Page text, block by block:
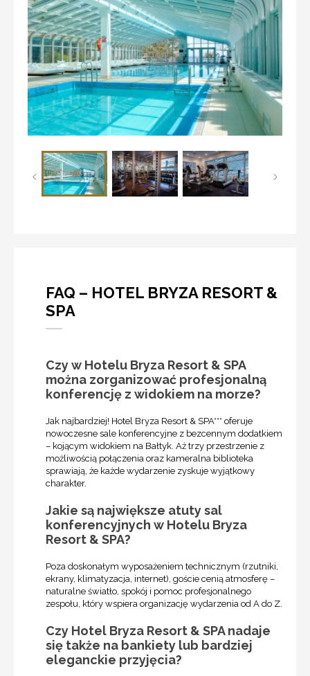
FAQ – HOTEL BRYZA RESORT &
SPA
Czy w Hotelu Bryza Resort & SPA
można zorganizować profesjonalną
konferencję z widokiem na morze?
Jak najbardziej! Hotel Bryza Resort & SPA*** oferuje
nowoczesne sale konferencyjne z bezcennym dodatkiem
– kojącym widokiem na Bałtyk. Aż trzy przestrzenie z
możliwością połączenia oraz kameralna biblioteka
sprawiają, że każde wydarzenie zyskuje wyjątkowy
charakter.
Jakie są największe atuty sal
konferencyjnych w Hotelu Bryza
Resort & SPA?
Poza doskonałym wyposażeniem technicznym (rzutniki,
ekrany, klimatyzacja, internet), goście cenią atmosferę –
naturalne światło, spokój i pomoc profesjonalnego
zespołu, który wspiera organizację wydarzenia od A do Z.
Czy Hotel Bryza Resort & SPA nadaje
się także na bankiety lub bardziej
eleganckie przyjęcia?